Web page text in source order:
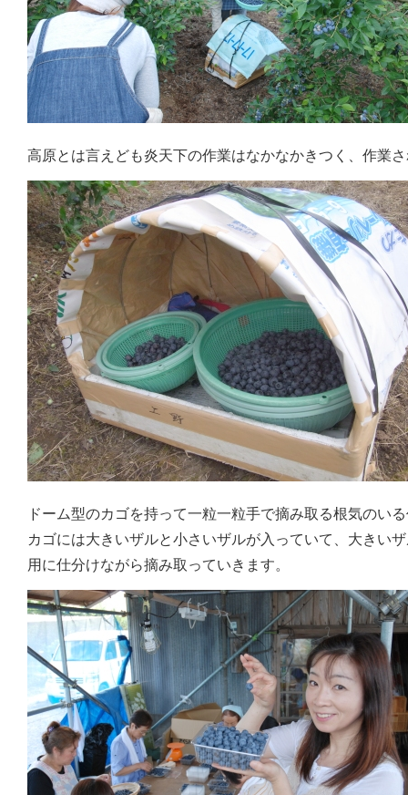
高原とは言えども炎天下の作業はなかなかきつく、作業
ドーム型のカゴを持って一粒一粒手で摘み取る根気のい
カゴには大きいザルと小さいザルが入っていて、大きい
用に仕分けながら摘み取っていきます。